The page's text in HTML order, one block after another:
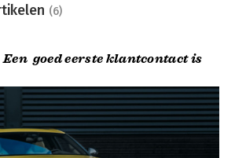
(6)
goed eerste klantcontact is